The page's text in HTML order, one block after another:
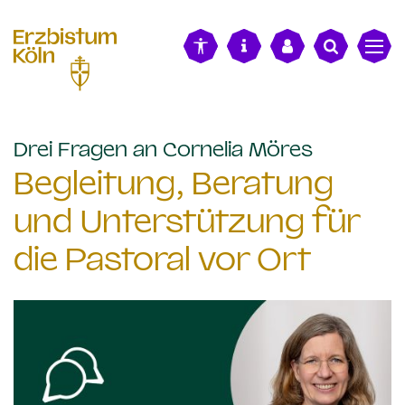
Drei Fragen an Cornelia Möres:
Begleitung, Beratung
und Unterstützung für
die Pastoral vor Ort